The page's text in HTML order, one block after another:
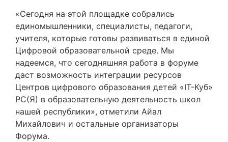
«Сегодня на этой площадке собрались
единомышленники, специалисты, педагоги,
учителя, которые готовы развиваться в единой
Цифровой образовательной среде. Мы
надеемся, что сегодняшняя работа в форуме
даст возможность интеграции ресурсов
Центров цифрового образования детей «IT-Куб»
РС(Я) в образовательную деятельность школ
нашей республики», отметили Айал
Михайлович и остальные организаторы
Форума.